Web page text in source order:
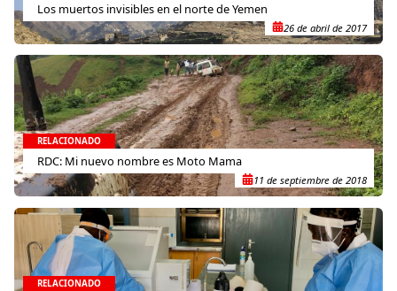
Los muertos invisibles en el norte de Yemen
26 de abril de 2017
RELACIONADO
RDC: Mi nuevo nombre es Moto Mama
11 de septiembre de 2018
RELACIONADO